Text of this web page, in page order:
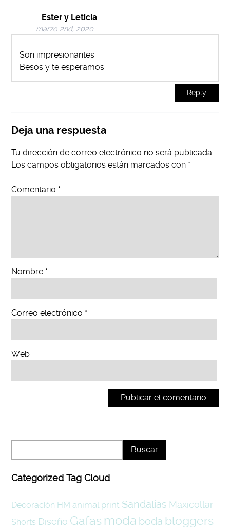
Ester y Leticia
marzo 2nd, 2020
Son impresionantes
Besos y te esperamos
Reply
Deja una respuesta
Tu dirección de correo electrónico no será publicada.
Los campos obligatorios están marcados con *
Comentario *
Nombre *
Correo electrónico *
Web
Categorized Tag Cloud
Decoración HM animal print Sandalias Maxicollar
Shorts Diseño Gafas moda boda bloggers